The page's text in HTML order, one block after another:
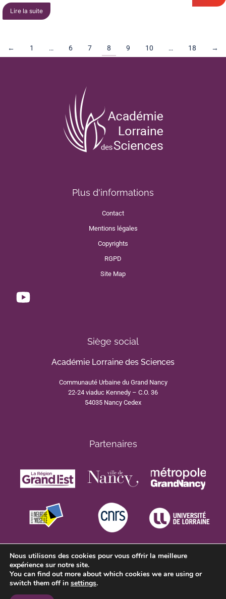
Lire la suite
← 1 … 6 7 8 9 10 … 18 →
Plus d'informations
Contact
Mentions légales
Copyrights
RGPD
Site Map
Siège social
Académie Lorraine des Sciences
Communauté Urbaine du Grand Nancy
22-24 viaduc Kennedy – C.O. 36
54035 Nancy Cedex
Partenaires
Nous utilisons des cookies pour vous offrir la meilleure
expérience sur notre site.
You can find out more about which cookies we are using or
switch them off in settings.